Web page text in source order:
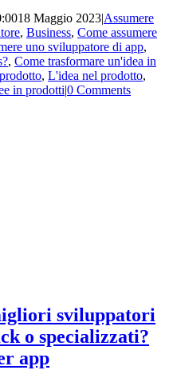
18 Maggio 2023|Assumere
, Business, Come assumere
uno sviluppatore di app,
, Come trasformare un'idea in
, L'idea nel prodotto,
in prodotti|0 Comments
sviluppatori
o specializzati?
app